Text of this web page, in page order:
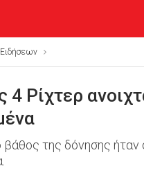
4 Ρίχτερ
βάθος της δόνησης ήταν